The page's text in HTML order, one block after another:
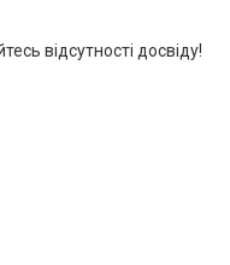
відсутності досвіду!